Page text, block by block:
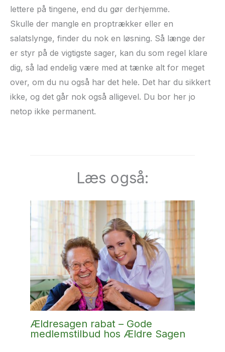
lettere på tingene, end du gør derhjemme.
Skulle der mangle en proptrækker eller en
salatslynge, finder du nok en løsning. Så længe der
er styr på de vigtigste sager, kan du som regel klare
dig, så lad endelig være med at tænke alt for meget
over, om du nu også har det hele. Det har du sikkert
ikke, og det går nok også alligevel. Du bor her jo
netop ikke permanent.
Læs også:
Ældresagen rabat – Gode
medlemstilbud hos Ældre Sagen